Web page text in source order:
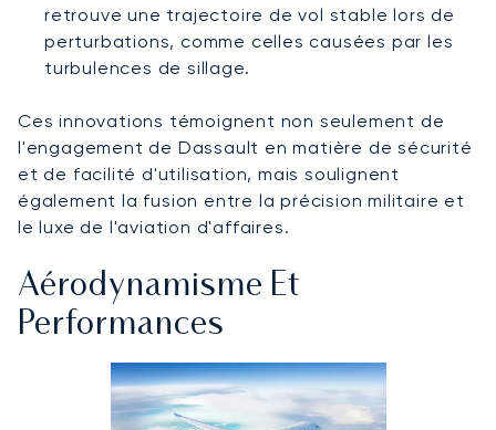
retrouve une trajectoire de vol stable lors de
perturbations, comme celles causées par les
turbulences de sillage.
Ces innovations témoignent non seulement de
l'engagement de Dassault en matière de sécurité
et de facilité d'utilisation, mais soulignent
également la fusion entre la précision militaire et
le luxe de l'aviation d'affaires.
Aérodynamisme Et
Performances